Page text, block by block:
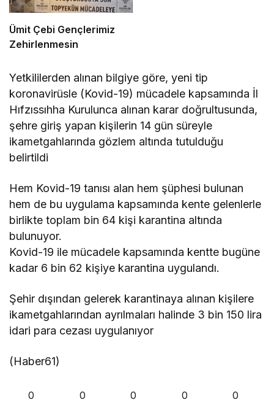
Ümit Çebi Gençlerimiz
Zehirlenmesin
Yetkililerden alınan bilgiye göre, yeni tip
koronavirüsle (Kovid-19) mücadele kapsamında İl
Hıfzıssıhha Kurulunca alınan karar doğrultusunda,
şehre giriş yapan kişilerin 14 gün süreyle
ikametgahlarında gözlem altında tutulduğu
belirtildi
Hem Kovid-19 tanısı alan hem şüphesi bulunan
hem de bu uygulama kapsamında kente gelenlerle
birlikte toplam bin 64 kişi karantina altında
bulunuyor.
Kovid-19 ile mücadele kapsamında kentte bugüne
kadar 6 bin 62 kişiye karantina uygulandı.
Şehir dışından gelerek karantinaya alınan kişilere
ikametgahlarından ayrılmaları halinde 3 bin 150 lira
idari para cezası uygulanıyor
(Haber61)
0 0 0 0 0